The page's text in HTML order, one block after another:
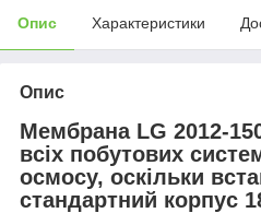
Опис Характеристики
Опис
Мембрана LG 2012-
всіх побутових
осмосу, оскільки
стандартний корпус